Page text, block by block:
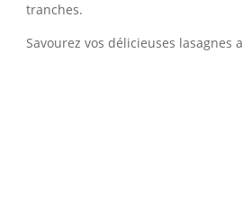
tranches.
Savourez vos délicieuses lasagnes